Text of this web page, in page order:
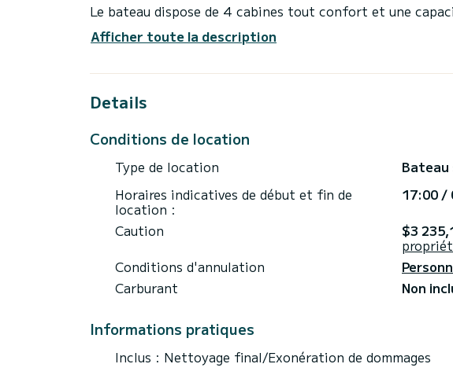
Le bateau dispose de 4 cabines tout confort et une
extraordinaires sur l'eau dans les environs de Göcek
Pour votre confort, Orion possède 3 toilettes avec
Pour toute demande d'information ou réservation, cliquer
Afficher toute la description
Details
Conditions de location
Type de location Bateau
Horaires indicatives de début et fin de
location :
17:00 /
Caution
$3
Conditions d'annulation
Carburant
Non
Informations pratiques
Inclus : Nettoyage final/Exonération de dommages